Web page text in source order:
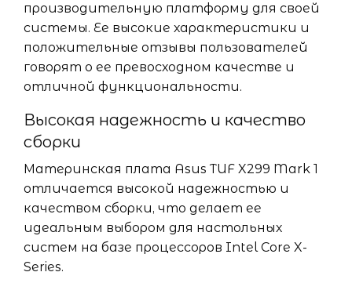
производительную платформу для своей
системы. Ее высокие характеристики и
положительные отзывы пользователей
говорят о ее превосходном качестве и
отличной функциональности.
Высокая надежность и качество
сборки
Материнская плата Asus TUF X299 Mark 1
отличается высокой надежностью и
качеством сборки, что делает ее
идеальным выбором для настольных
систем на базе процессоров Intel Core X-
Series.